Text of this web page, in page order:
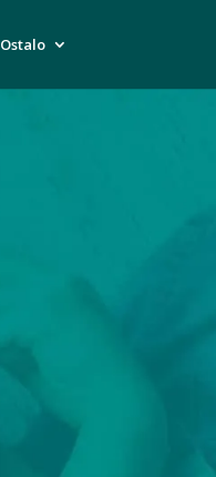
Ostalo